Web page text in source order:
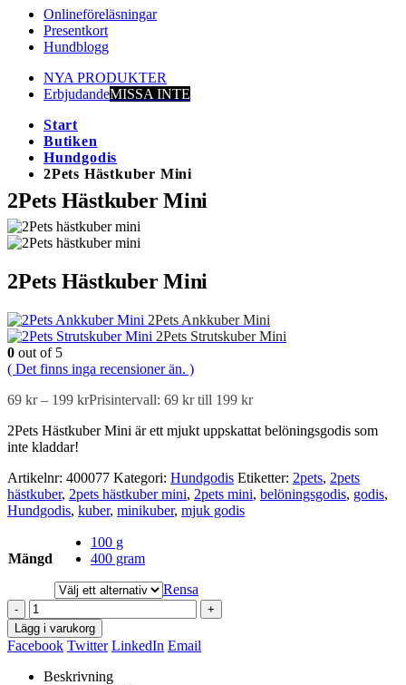
Onlineföreläsningar
Presentkort
Hundblogg
NYA PRODUKTER
ErbjudandeMISSA INTE
Start
Butiken
Hundgodis
2Pets Hästkuber Mini
2Pets Hästkuber Mini
2Pets Hästkuber Mini
2Pets Ankkuber Mini
2Pets Strutskuber Mini
0 out of 5
( Det finns inga recensioner än. )
69 kr – 199 krPrisintervall: 69 kr till 199 kr
2Pets Hästkuber Mini är ett mjukt uppskattat belöningsgodis som
inte kladdar!
Artikelnr: 400077 Kategori: Hundgodis Etiketter: 2pets, 2pets
hästkuber, 2pets hästkuber mini, 2pets mini, belöningsgodis, godis,
Hundgodis, kuber, minikuber, mjuk godis
Mängd
100 g
400 gram
Rensa
-
+
Lägg i varukorg
Facebook Twitter LinkedIn Email
Beskrivning